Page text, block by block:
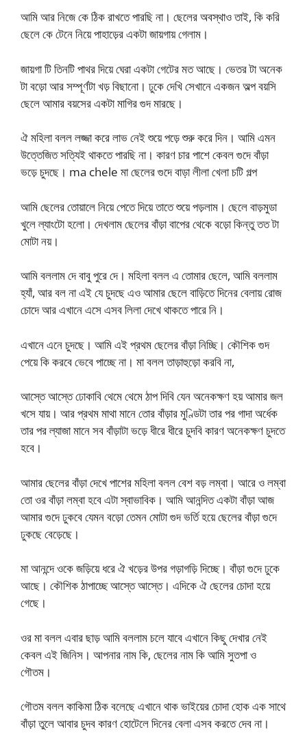
আমি আর নিজে কে ঠিক রাখতে পারছি না। ছেলের অবস্থাও তাই, কি করি
ছেলে কে টেনে নিয়ে পাহাড়ের একটা জায়গায় গেলাম।
জায়গা টি তিনটি পাথর দিয়ে ঘেরা একটা গেটের মত আছে। ভেতর টা অনেক
টা বড়ো আর সম্পূর্ণটা খড় বিছানো। ঢুকে দেখি সেখানে একজন অল্প বয়সি
ছেলে আমার বয়সের একটা মাগির গুদ মারছে।
ঐ মহিলা বলল লজ্জা করে লাভ নেই শুয়ে পড়ে শুরু করে দিন। আমি এমন
উত্তেজিত সত্যিই থাকতে পারছি না। কারণ চার পাশে কেবল গুদে বাঁড়া
ভড়ে চুদছে। ma chele মা ছেলের গুদে বাড়া লীলা খেলা চটি গল্প
আমি ছেলের তোয়ালে নিয়ে পেতে দিয়ে তাতে শুয়ে পড়লাম। ছেলে বাড়মুডা
খুলে ল্যাংটো হলো। দেখলাম ছেলের বাঁড়া বাপের থেকে বড়ো কিন্তু তত টা
মোটা নয়।
আমি বললাম দে বাবু পুরে দে। মহিলা বলল এ তোমার ছেলে, আমি বললাম
হ্যাঁ, আর বল না এই যে চুদছে এও আমার ছেলে বাড়িতে দিনের বেলায় রোজ
চোদে আর এখানে এসে এসব লিলা দেখে থাকতে পারে নি।
এখানে এনে চুদছে। আমি এই প্রথম ছেলের বাঁড়া নিচ্ছি। কৌশিক গুদ
পেয়ে কি করবে ভেবে পাচ্ছে না। মা বলল তাড়াহুড়ো করবি না,
আস্তে আস্তে ঢোকাবি থেমে থেমে ঠাপ দিবি যেন অনেকক্ষণ হয় আমার জল
খসে যায়। আর প্রথম মাথা মানে তোর বাঁড়ার মুণ্ডিটা তার পর গাদা অর্ধেক
তার পর ল্যাজা মানে সব বাঁড়াটা ভড়ে ধীরে ধীরে চুদবি কারণ অনেকক্ষণ চুদতে
হবে।
আমার ছেলের বাঁড়া দেখে পাশের মহিলা বলল বেশ বড় লম্বা। আরে ও লম্বা
তো ওর বাঁড়া লম্বা হবে এটা স্বাভাবিক। আমি আনন্দিত একটা বাঁড়া আজ
আমার গুদে ঢুকবে যেমন বড়ো তেমন মোটা গুদ ভর্তি হয়ে ছেলের বাঁড়া গুদে
ঢুকছে বেড়েছে।
মা আনন্দে ওকে জড়িয়ে ধরে ঐ খড়ের উপর গড়াগড়ি দিচ্ছে। বাঁড়া গুদে ঢুকে
আছে। কৌশিক ঠাপাচ্ছে আস্তে আস্তে। এদিকে ঐ ছেলের চোদা হয়ে
গেছে।
ওর মা বলল এবার ছাড় আমি বললাম চলে যাবে এখানে কিছু দেখার নেই
কেবল এই জিনিস। আপনার নাম কি, ছেলের নাম কি আমি সুতপা ও
গৌতম।
গৌতম বলল কাকিমা ঠিক বলেছে এখানে থাক ভাইয়ের চোদা হোক এক সাথে
বাঁড়া তুলে আবার চুদব কারণ হোটেলে দিনের বেলা এসব করতে দেব না।